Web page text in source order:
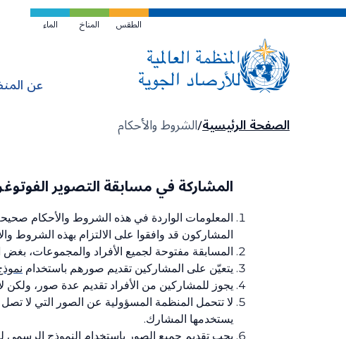
تخطي
الطقس المناخ الماء
عن
مسار
الصفحة الرئيسيةالشروط والأحكام
المشاركة في مسابقة التصوير
المعلومات الواردة في هذه الشروط والأحكام
المشاركون قد وافقوا على الالتزام بهذه الشروط
المسابقة مفتوحة لجميع الأفراد والمجموعات،
يتعيّن على المشاركين تقديم صورهم باستخدام
يجوز للمشاركين من الأفراد تقديم عدة صور،
لا تتحمل المنظمة المسؤولية عن الصور التي لا تصل
يستخدمها المشارك.
يجب تقديم جميع الصور باستخدام النموذج الرسمي